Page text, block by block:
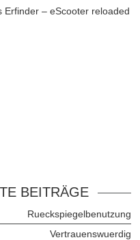
Erfinder – eScooter reloaded
BEITRÄGE
Rueckspiegelbenutzung
Vertrauenswuerdig